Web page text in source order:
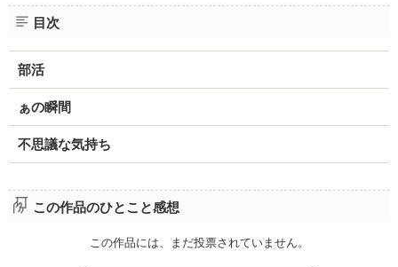
目次
部活
ぁの瞬間
不思議な気持ち
この作品のひとこと感想
この作品には、まだ投票されていません。